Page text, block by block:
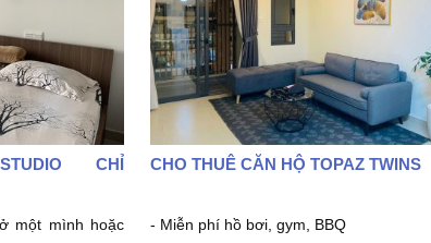
CHỈ
một mình hoặc
CHO THUÊ CĂN HỘ TOPAZ TWINS
- Miễn phí hồ bơi, gym, BBQ